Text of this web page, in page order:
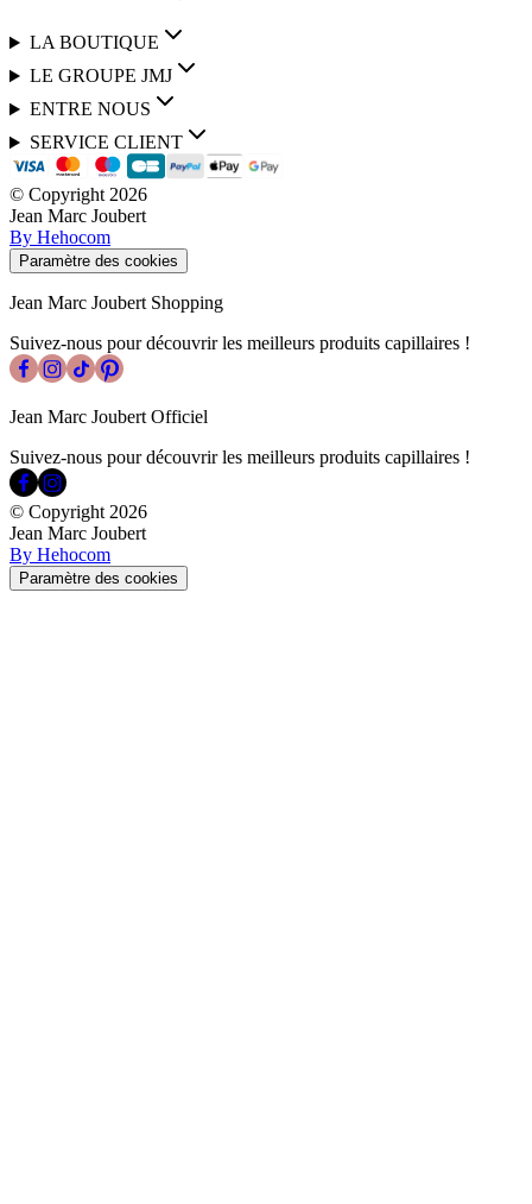
LA BOUTIQUE
LE GROUPE JMJ
ENTRE NOUS
SERVICE CLIENT
© Copyright 2026
Jean Marc Joubert
By Hehocom
Paramètre des cookies
Jean Marc Joubert Shopping
Suivez-nous pour découvrir les meilleurs produits capillaires !
Jean Marc Joubert Officiel
Suivez-nous pour découvrir les meilleurs produits capillaires !
© Copyright 2026
Jean Marc Joubert
By Hehocom
Paramètre des cookies